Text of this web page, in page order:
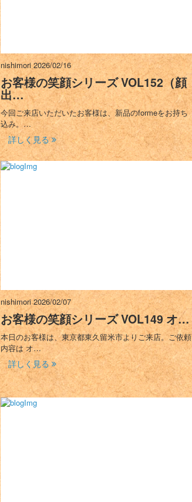
nishimori2026/02/16
お客様の笑顔シリーズ VOL152（顔
出…
今回ご来店いただいたお客様は、新品のformeをお持ち
込み。…
詳しく見る
nishimori2026/02/07
お客様の笑顔シリーズ VOL149 オ…
本日のお客様は、東京都東久留米市よりご来店。ご依頼
内容は オ…
詳しく見る